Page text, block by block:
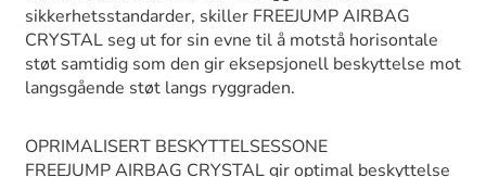
sikkerhetsstandarder, skiller FREEJUMP AIRBAG
CRYSTAL seg ut for sin evne til å motstå horisontale
støt samtidig som den gir eksepsjonell beskyttelse mot
langsgående støt langs ryggraden.
OPRIMALISERT BESKYTTELSESSONE
FREEJUMP AIRBAG CRYSTAL gir optimal beskyttelse